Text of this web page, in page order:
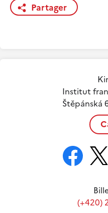
Partager
Institut
Štěpánská
(+420)